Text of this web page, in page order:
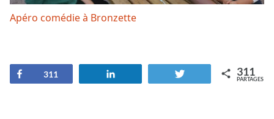
Apéro comédie à Bronzette
Partagez
311 Tweetez 311
PARTAGES